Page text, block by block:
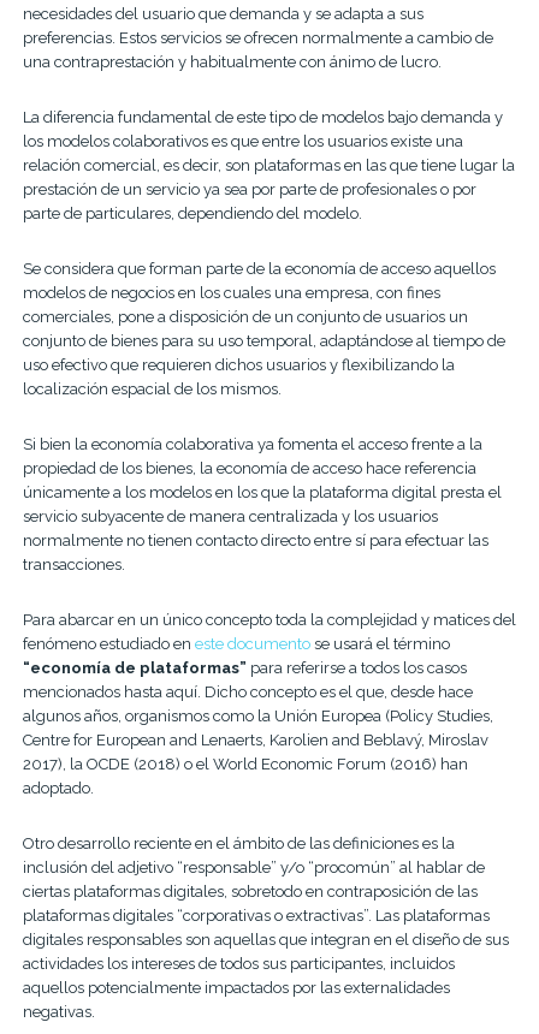
necesidades del usuario que demanda y se adapta a sus
preferencias. Estos servicios se ofrecen normalmente a cambio de
una contraprestación y habitualmente con ánimo de lucro.
La diferencia fundamental de este tipo de modelos bajo demanda y
los modelos colaborativos es que entre los usuarios existe una
relación comercial, es decir, son plataformas en las que tiene lugar la
prestación de un servicio ya sea por parte de profesionales o por
parte de particulares, dependiendo del modelo.
Se considera que forman parte de la economía de acceso aquellos
modelos de negocios en los cuales una empresa, con fines
comerciales, pone a disposición de un conjunto de usuarios un
conjunto de bienes para su uso temporal, adaptándose al tiempo de
uso efectivo que requieren dichos usuarios y flexibilizando la
localización espacial de los mismos.
Si bien la economía colaborativa ya fomenta el acceso frente a la
propiedad de los bienes, la economía de acceso hace referencia
únicamente a los modelos en los que la plataforma digital presta el
servicio subyacente de manera centralizada y los usuarios
normalmente no tienen contacto directo entre sí para efectuar las
transacciones.
Para abarcar en un único concepto toda la complejidad y matices del
fenómeno estudiado en este documentose usará el término
“economía de plataformas” para referirse a todos los casos
mencionados hasta aquí. Dicho concepto es el que, desde hace
algunos años, organismos como la Unión Europea (Policy Studies,
Centre for European and Lenaerts, Karolien and Beblavý, Miroslav
2017), la OCDE (2018) o el World Economic Forum (2016) han
adoptado.
Otro desarrollo reciente en el ámbito de las definiciones es la
inclusión del adjetivo “responsable” y/o “procomún” al hablar de
ciertas plataformas digitales, sobretodo en contraposición de las
plataformas digitales “corporativas o extractivas”. Las plataformas
digitales responsables son aquellas que integran en el diseño de sus
actividades los intereses de todos sus participantes, incluidos
aquellos potencialmente impactados por las externalidades
negativas.